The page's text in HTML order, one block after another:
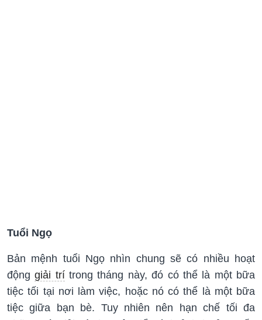
Tuổi Ngọ
Bản mệnh tuổi Ngọ nhìn chung sẽ có nhiều hoạt
độnggiải trítrong tháng này, đó có thể là một bữa
tiệc tối tại nơi làm việc, hoặc nó có thể là một bữa
tiệc giữa bạn bè. Tuy nhiên nên hạn chế tối đa